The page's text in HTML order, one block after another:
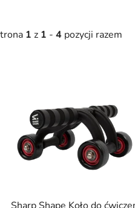
1 z 1 - 4 pozycji razem